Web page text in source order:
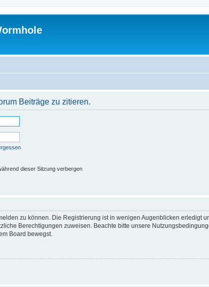
Beiträge zu zitieren.
dieser Sitzung verbergen
zu können. Die Registrierung ist in wenigen Augenblicken erledigt
Berechtigungen zuweisen. Beachte bitte unsere
Board bewegst.